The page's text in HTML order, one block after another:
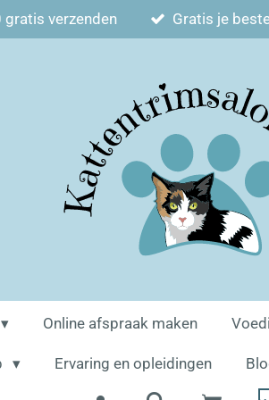
gratis verzenden Gratis je
Online afspraak maken
Ervaring en opleidingen